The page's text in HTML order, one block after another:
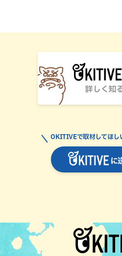
に
OKITIVEで取材してほし